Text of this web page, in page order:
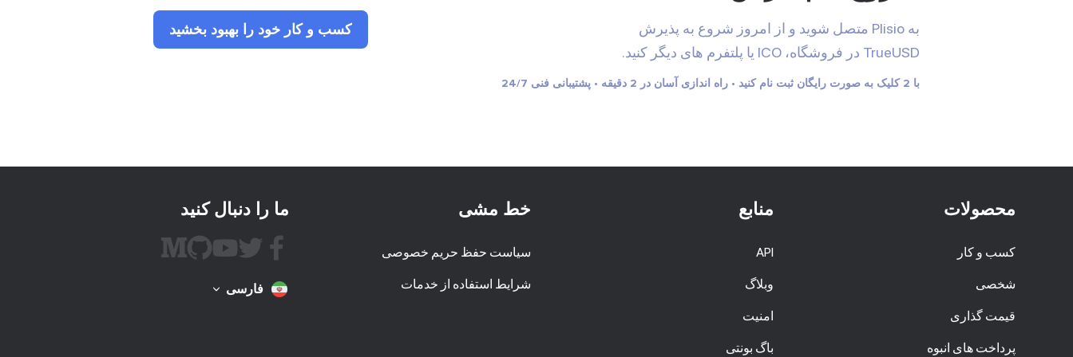
به Plisio متصل شوید و از امروز شروع به پذیرش
TrueUSD در فروشگاه، ICO یا پلتفرم های دیگر کنید.
با 2 کلیک به صورت رایگان ثبت نام کنید • راه اندازی آسان در 2 دقیقه • پشتیبانی فنی 24/7
کسب و کار خود را بهبود بخشید
محصولات
کسب و کار
شخصی
قیمت گذاری
پرداخت های انبوه
منابع
API
وبلاگ
امنیت
باگ بونتی
خط مشی
سیاست حفظ حریم خصوصی
شرایط استفاده از خدمات
ما را دنبال کنید
فارسی